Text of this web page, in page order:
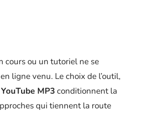
cours ou un tutoriel ne se
ligne venu. Le choix de l’outil,
MP3conditionnent la
qui tiennent la route